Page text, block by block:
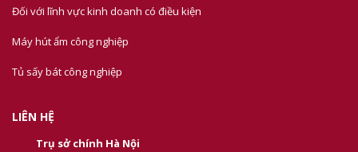
Đối với lĩnh vực kinh doanh có điều kiện
Máy hút ẩm công nghiệp
Tủ sấy bát công nghiệp
LIÊN HỆ
Trụ sở chính Hà Nội